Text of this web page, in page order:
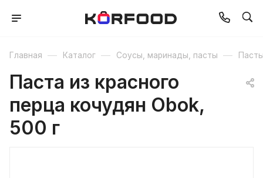
Главная — Каталог — Соусы, маринады, пасты —
Паста из красного
перца кочудян Obok,
500 г